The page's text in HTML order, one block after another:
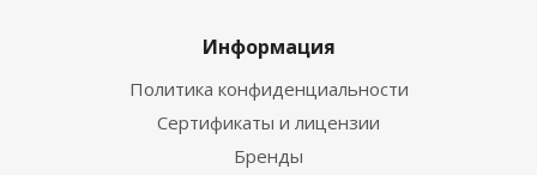
Информация
Политика конфиденциальности
Сертификаты и лицензии
Бренды